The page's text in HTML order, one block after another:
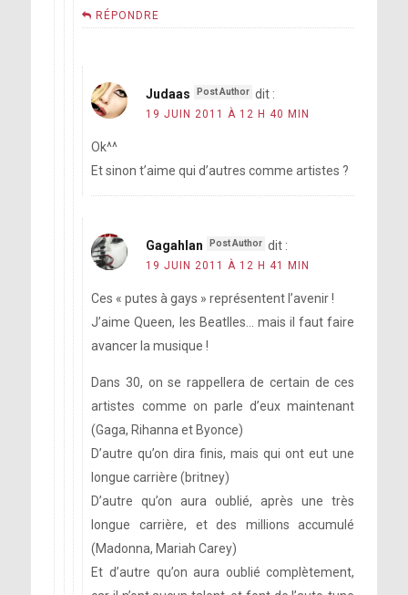
RÉPONDRE
Judaas dit :
19 JUIN 2011 À 12 H 40 MIN
Ok^^
Et sinon t’aime qui d’autres comme artistes ?
Gagahlan dit :
19 JUIN 2011 À 12 H 41 MIN
Ces « putes à gays » représentent l’avenir !
J’aime Queen, les Beatlles… mais il faut faire
avancer la musique !
Dans 30, on se rappellera de certain de ces
artistes comme on parle d’eux maintenant
(Gaga, Rihanna et Byonce)
D’autre qu’on dira finis, mais qui ont eut une
longue carrière (britney)
D’autre qu’on aura oublié, après une très
longue carrière, et des millions accumulé
(Madonna, Mariah Carey)
Et d’autre qu’on aura oublié complètement,